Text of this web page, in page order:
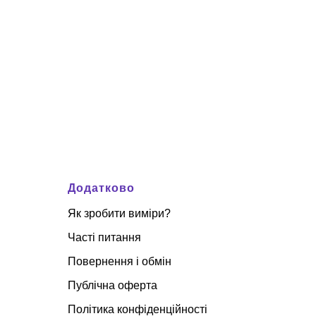
Додатково
Як зробити виміри?
Часті питання
Повернення і обмін
Публічна оферта
Політика конфіденційності